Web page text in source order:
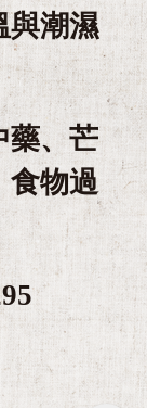
與潮濕
藥、芒
食物過